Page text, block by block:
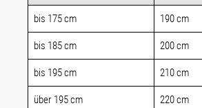
bis 175 cm 190 cm
bis 185 cm 200 cm
bis 195 cm 210 cm
über 195 cm 220 cm